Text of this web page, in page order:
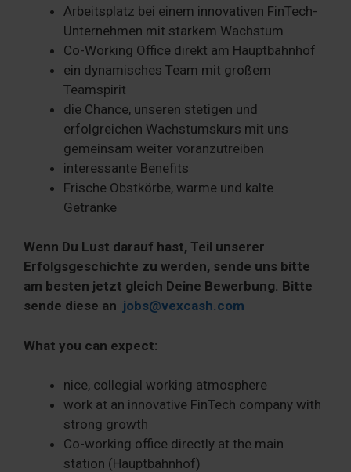
Arbeitsplatz bei einem innovativen FinTech-
Unternehmen mit starkem Wachstum
Co-Working Office direkt am Hauptbahnhof
ein dynamisches Team mit großem
Teamspirit
die Chance, unseren stetigen und
erfolgreichen Wachstumskurs mit uns
gemeinsam weiter voranzutreiben
interessante Benefits
Frische Obstkörbe, warme und kalte
Getränke
Wenn Du Lust darauf hast, Teil unserer
Erfolgsgeschichte zu werden, sende uns bitte
am besten jetzt gleich Deine Bewerbung. Bitte
sende diese an jobs@vexcash.com
What you can expect:
nice, collegial working atmosphere
work at an innovative FinTech company with
strong growth
Co-working office directly at the main
station (Hauptbahnhof)